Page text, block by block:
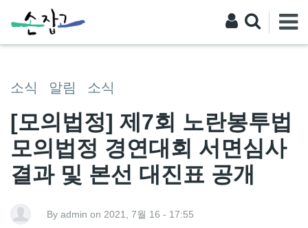
소식 알림 소식
[모의법정] 제7회 노란봉투법
모의법정 경연대회 서면심사
결과 및 본선 대진표 공개
By admin on 2021, 7월 16 - 17:55